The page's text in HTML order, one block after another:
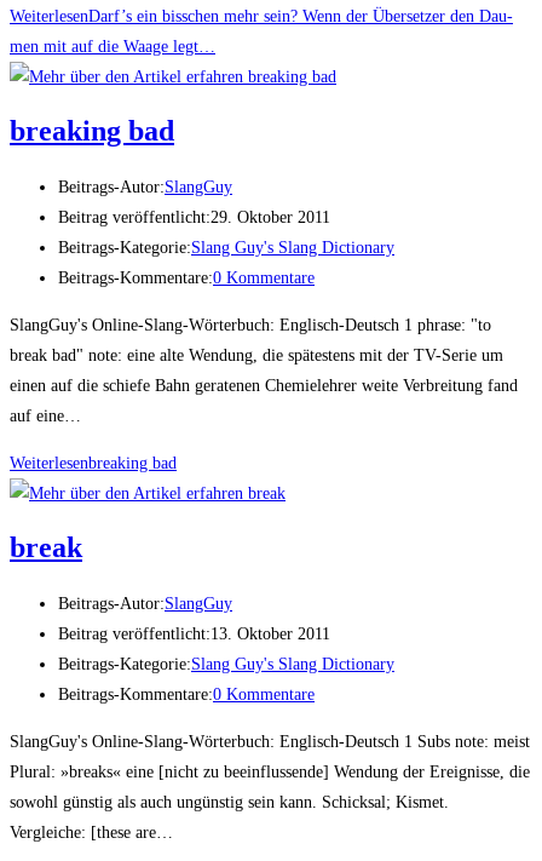
WeiterlesenDarf’s ein biss­chen mehr sein? Wenn der Über­set­zer den Dau­
men mit auf die Waa­ge legt…
brea­king bad
Beitrags-Autor:SlangGuy
Beitrag veröffentlicht:29. Oktober 2011
Beitrags-Kategorie:Slang Guy's Slang Dictionary
Beitrags-Kommentare:0 Kommentare
SlangGuy's Online-Slang-Wörterbuch: Englisch-Deutsch 1 phrase: "to
break bad" note: eine alte Wendung, die spätestens mit der TV-Serie um
einen auf die schiefe Bahn geratenen Chemielehrer weite Verbreitung fand
auf eine…
Weiterlesenbrea­king bad
break
Beitrags-Autor:SlangGuy
Beitrag veröffentlicht:13. Oktober 2011
Beitrags-Kategorie:Slang Guy's Slang Dictionary
Beitrags-Kommentare:0 Kommentare
SlangGuy's Online-Slang-Wörterbuch: Englisch-Deutsch 1 Subs note: meist
Plural: »breaks« eine [nicht zu beeinflussende] Wendung der Ereignisse, die
sowohl günstig als auch ungünstig sein kann. Schicksal; Kismet.
Vergleiche: [these are…